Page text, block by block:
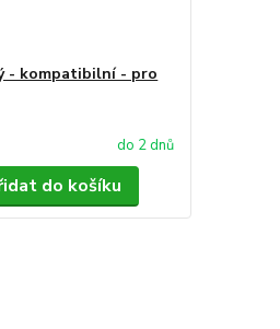
- kompatibilní - pro
do 2 dnů
do košíku